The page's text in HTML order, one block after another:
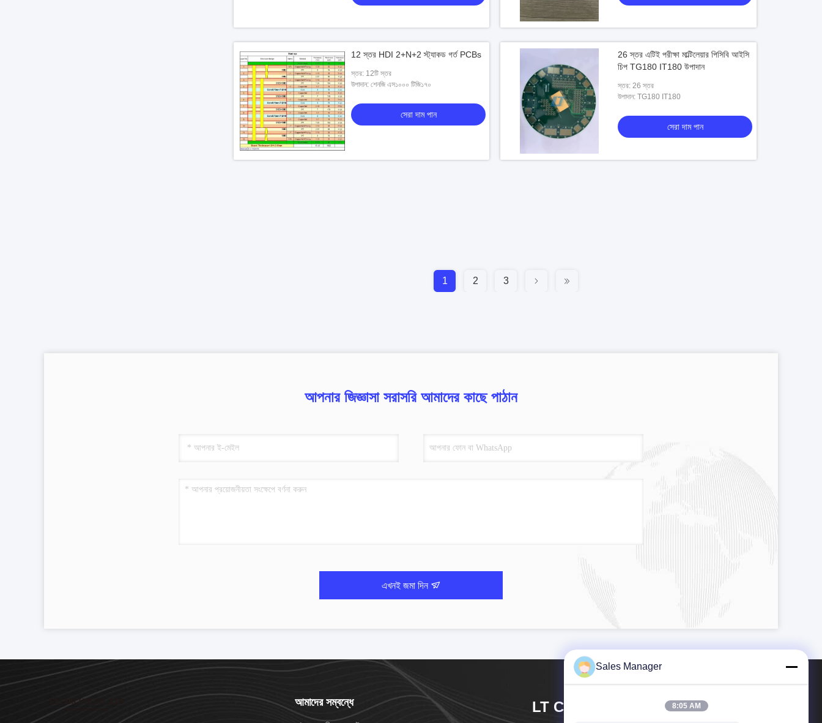
12 স্তর HDI 2+N+2 স্ট্যাকড গর্ত PCBs
স্তর: 12টি স্তর
উপাদান: শেনজি এস১০০০ টিজি১৭০
সেরা দাম পান
26 স্তর এটিই পরীক্ষা মাল্টিলেয়ার পিসিবি আইসি
চিপ TG180 IT180 উপাদান
স্তর: 26 স্তর
উপাদান: TG180 IT180
সেরা দাম পান
1 2 3
আপনার জিজ্ঞাসা সরাসরি আমাদের কাছে পাঠান
এখনই জমা দিন
আমাদের সম্বন্ধে LT CIRCUIT CO.,LTD.
Sales Manager
8:05 AM